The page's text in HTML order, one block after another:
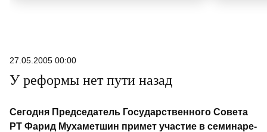
27.05.2005 00:00
У реформы нет пути назад
Сегодня Председатель Государственного Совета
РТ Фарид Мухаметшин примет участие в семинаре-